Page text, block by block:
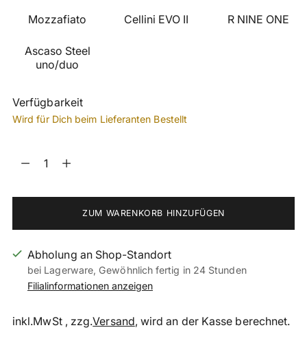
Mozzafiato Cellini EVO II R NINE ONE
Ascaso Steel
uno/duo
Verfügbarkeit
Wird für Dich beim Lieferanten Bestellt
Menge
ZUM WARENKORB HINZUFÜGEN
Abholung an Shop-Standort
bei Lagerware, Gewöhnlich fertig in 24 Stunden
Filialinformationen anzeigen
inkl.MwSt , zzg.Versand, wird an der Kasse berechnet.